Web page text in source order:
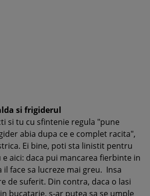
si frigiderul
si tu cu sfintenie regula "pune
abia dupa ce e complet racita",
Ei bine, poti sta linistit pentru
aici: daca pui mancarea fierbinte in
il face sa lucreze mai greu. Insa
de suferit. Din contra, daca o lasi
bucatarie, s-ar putea sa se umple